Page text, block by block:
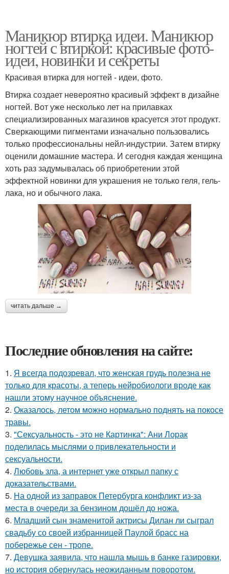
Маникюр втирка идеи. Маникюр
ногтей с втиркой: красивые фото-
идеи, новинки и секреты
Красивая втирка для ногтей - идеи, фото.
Втирка создает невероятно красивый эффект в дизайне
ногтей. Вот уже несколько лет на прилавках
специализированных магазинов красуется этот продукт.
Сверкающими пигментами изначально пользовались
только профессиональны нейл-индустрии. Затем втирку
оценили домашние мастера. И сегодня каждая женщина
хоть раз задумывалась об приобретении этой
эффектной новинки для украшения не только геля, гель-
лака, но и обычного лака.
читать дальше →
Последние обновления на сайте:
1. Я всегда подозревал, что женская грудь полезна не
только для красоты, а теперь нейробиологи вроде как
нашли этому научное объяснение.
2. Оказалось, летом можно нормально поднять на покосе
травы.
3. "Сексуальность - это не Картинка": Ани Лорак
поделилась мыслями о привлекательности и
сексуальности.
4. Любовь зла, а интернет уже открыл папку с
доказательствами.
5. На одной из заправок Петербурга конфликт из-за
места в очереди за бензином дошёл до ножа.
6. Младший сын знаменитой актрисы Дилан ли сыграл
свадьбу со своей избранницей Паулой брасс на
побережье сен - тропе.
7. Девушка заявила, что нашла мышь в банке газировки,
но история обернулась неожиданным поворотом.